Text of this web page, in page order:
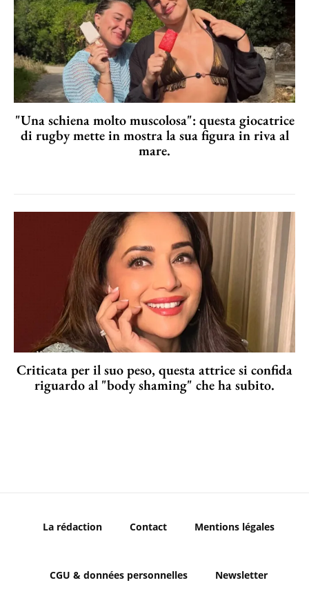
"Una schiena molto muscolosa": questa giocatrice
di rugby mette in mostra la sua figura in riva al
mare.
Criticata per il suo peso, questa attrice si confida
riguardo al "body shaming" che ha subito.
La rédaction Contact Mentions légales
CGU & données personnelles Newsletter